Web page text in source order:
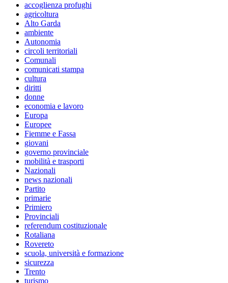
accoglienza profughi
agricoltura
Alto Garda
ambiente
Autonomia
circoli territoriali
Comunali
comunicati stampa
cultura
diritti
donne
economia e lavoro
Europa
Europee
Fiemme e Fassa
giovani
governo provinciale
mobilità e trasporti
Nazionali
news nazionali
Partito
primarie
Primiero
Provinciali
referendum costituzionale
Rotaliana
Rovereto
scuola, università e formazione
sicurezza
Trento
turismo